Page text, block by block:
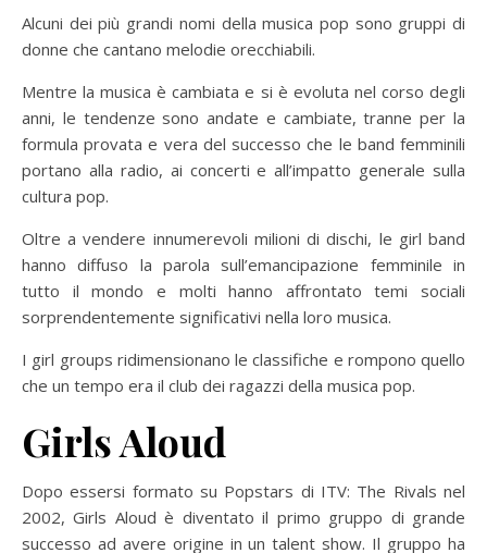
Alcuni dei più grandi nomi della musica pop sono gruppi di
donne che cantano melodie orecchiabili.
Mentre la musica è cambiata e si è evoluta nel corso degli
anni, le tendenze sono andate e cambiate, tranne per la
formula provata e vera del successo che le band femminili
portano alla radio, ai concerti e all’impatto generale sulla
cultura pop.
Oltre a vendere innumerevoli milioni di dischi, le girl band
hanno diffuso la parola sull’emancipazione femminile in
tutto il mondo e molti hanno affrontato temi sociali
sorprendentemente significativi nella loro musica.
I girl groups ridimensionano le classifiche e rompono quello
che un tempo era il club dei ragazzi della musica pop.
Girls Aloud
Dopo essersi formato su Popstars di ITV: The Rivals nel
2002, Girls Aloud è diventato il primo gruppo di grande
successo ad avere origine in un talent show. Il gruppo ha